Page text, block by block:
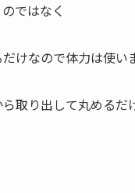
ではなく
けなので体力は使い
取り出して丸めるだ